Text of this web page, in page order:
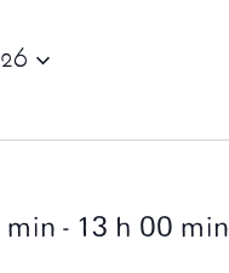
min - 13 h 00 min